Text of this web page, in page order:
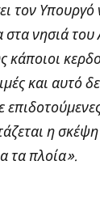
τον Υπουργό
στα νησιά του
κάποιοι
και αυτό
η
τα πλοία».